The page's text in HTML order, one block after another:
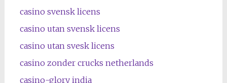
casino svensk licens
casino utan svensk licens
casino utan svesk licens
casino zonder crucks netherlands
casino-glory india